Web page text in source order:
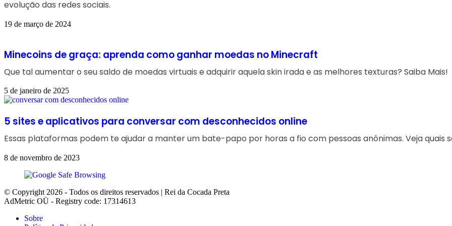
evolução das redes sociais.
19 de março de 2024
Minecoins de graça: aprenda como ganhar moedas no Minecraft
Que tal aumentar o seu saldo de moedas virtuais e adquirir aquela skin irada e as melhores texturas? Saiba Mais!
5 de janeiro de 2025
5 sites e aplicativos para conversar com desconhecidos online
Essas plataformas podem te ajudar a manter um bate-papo por horas a fio com pessoas anônimas. Veja quais
8 de novembro de 2023
© Copyright 2026 - Todos os direitos reservados | Rei da Cocada Preta
AdMetric OÜ - Registry code: 17314613
Sobre